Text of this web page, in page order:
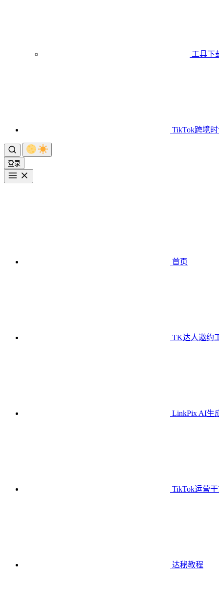
工具下
TikTok跨境
登录
首页
TK达人邀约
LinkPix AI生
TikTok运营
达秘教程